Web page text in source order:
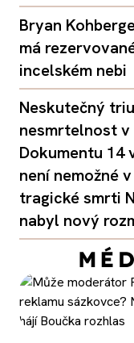
Bryan
má
incelském nebi
Neskutečný
nesmrtelnost v
Dokumentu 14
není nemožné
tragické smrti
nabyl nový